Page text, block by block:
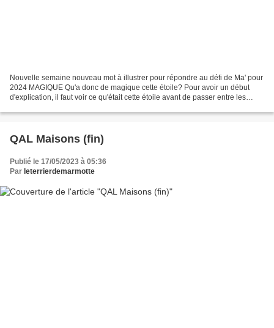
Nouvelle semaine nouveau mot à illustrer pour répondre au défi de Ma' pour
2024 MAGIQUE Qu'a donc de magique cette étoile? Pour avoir un début
d'explication, il faut voir ce qu'était cette étoile avant de passer entre les
QAL Maisons (fin)
Publié le 17/05/2023 à 05:36
Par leterrierdemarmotte